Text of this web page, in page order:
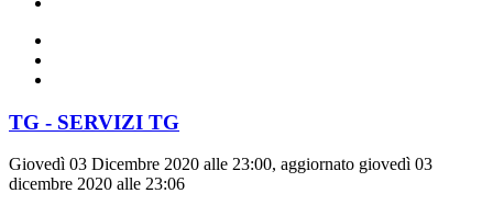
TG - SERVIZI TG
Giovedì 03 Dicembre 2020 alle 23:00, aggiornato giovedì 03
dicembre 2020 alle 23:06